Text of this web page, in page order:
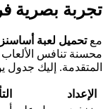
تجربة بصرية
معتحميل لعبة أساسنز
محسنة تنافس
المتقدمة. إليك جدول
الإعداد